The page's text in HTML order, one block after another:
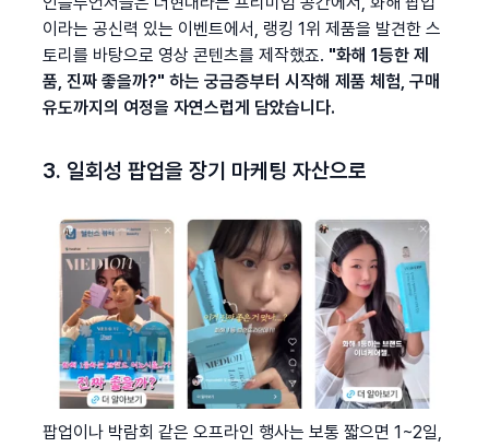
이라는 공신력 있는 이벤트에서, 랭킹 1위 제품을 발견한 스
토리를 바탕으로 영상 콘텐츠를 제작했죠. "화해 1등한 제
품, 진짜 좋을까?" 하는 궁금증부터 시작해 제품 체험, 구매
유도까지의 여정을 자연스럽게 담았습니다.
3. 일회성 팝업을 장기 마케팅 자산으로
팝업이나 박람회 같은 오프라인 행사는 보통 짧으면 1~2일,